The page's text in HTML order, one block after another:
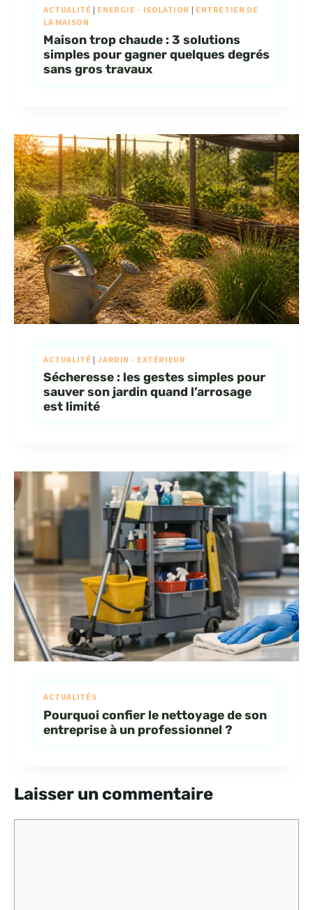
ACTUALITÉ | ENERGIE - ISOLATION | ENTRETIEN DE
LA MAISON
Maison trop chaude : 3 solutions
simples pour gagner quelques degrés
sans gros travaux
ACTUALITÉ | JARDIN - EXTÉRIEUR
Sécheresse : les gestes simples pour
sauver son jardin quand l’arrosage
est limité
ACTUALITÉS
Pourquoi confier le nettoyage de son
entreprise à un professionnel ?
Laisser un commentaire